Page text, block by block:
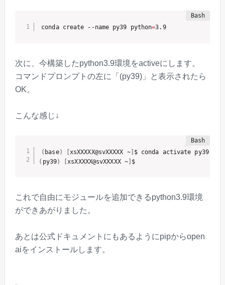
conda create --name py39 python=3.9
次に、今構築したpython3.9環境をactiveにします。
コマンドプロンプトの左に「(py39)」と表示されたら
OK。
こんな感じ↓
( base) [xsXXXXX@svXXXXX ~]
$ conda activate py39
( py39) [xsXXXXX@svXXXXX ~] $
これで自由にモジュールを追加できるpython3.9環境
ができあがりました。
あとは公式ドキュメントにもあるようにpipからopen
aiをインストールします。